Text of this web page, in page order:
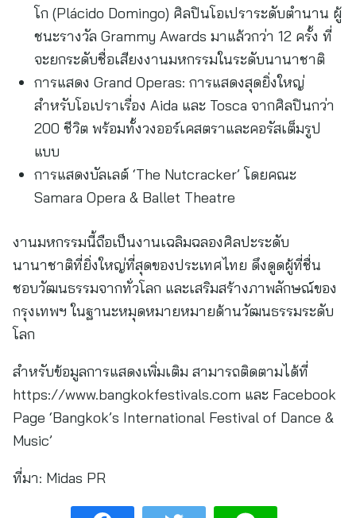
โก (Plácido Domingo) ศิลปินโอเปราระดับตำนาน ผู้
ชนะรางวัล Grammy Awards มาแล้วกว่า 12 ครั้ง ที่
จะยกระดับชื่อเสียงงานมหกรรมในระดับนานาชาติ
การแสดง Grand Operas: การแสดงสุดยิ่งใหญ่
สำหรับโอเปราเรื่อง Aida และ Tosca จากศิลปินกว่า
200 ชีวิต พร้อมทั้งวงออร์เคสตราและคอรัสเต็มรูป
แบบ
การแสดงบัลเลต์ ‘The Nutcracker’ โดยคณะ
Samara Opera & Ballet Theatre
งานมหกรรมนี้ถือเป็นงานเฉลิมฉลองศิลปะระดับ
นานาชาติที่ยิ่งใหญ่ที่สุดของประเทศไทย ดึงดูดผู้ที่ชื่น
ชอบวัฒนธรรมจากทั่วโลก และเสริมสร้างภาพลักษณ์ของ
กรุงเทพฯ ในฐานะหมุดหมายหมายด้านวัฒนธรรมระดับ
โลก
สำหรับข้อมูลการแสดงเพิ่มเติม สามารถติดตามได้ที่
https://www.bangkokfestivals.com และ Facebook
Page ‘Bangkok’s International Festival of Dance &
Music’
ที่มา: Midas PR